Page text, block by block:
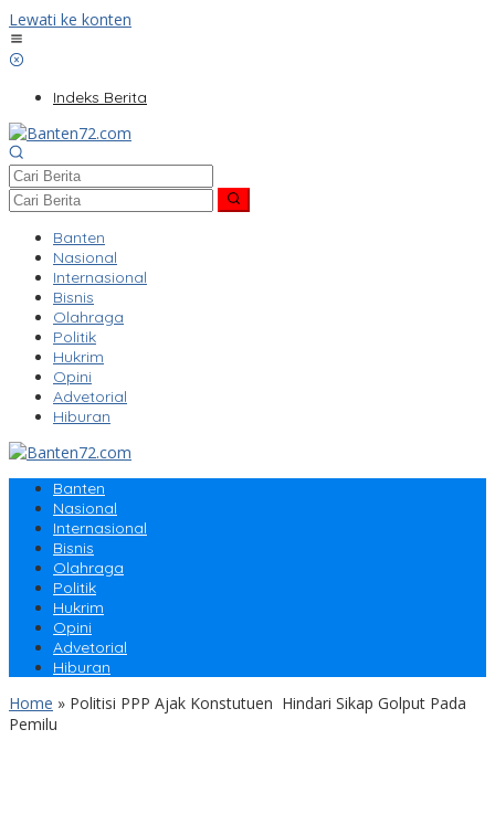
Lewati ke konten
Indeks Berita
Banten
Nasional
Internasional
Bisnis
Olahraga
Politik
Hukrim
Opini
Advetorial
Hiburan
Banten
Nasional
Internasional
Bisnis
Olahraga
Politik
Hukrim
Opini
Advetorial
Hiburan
Home » Politisi PPP Ajak Konstutuen Hindari Sikap Golput Pada
Pemilu